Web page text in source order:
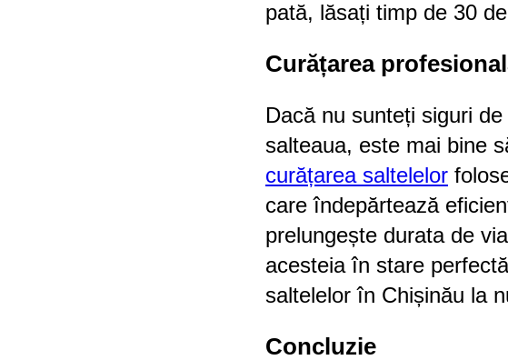
pată, lăsați timp de 30
Curățarea
Dacă nu sunteți siguri
salteaua, este mai bine
curățarea saltelelor
care îndepărtează
prelungește durata de
acesteia în stare
saltelelor în Chișinău la
Concluzie